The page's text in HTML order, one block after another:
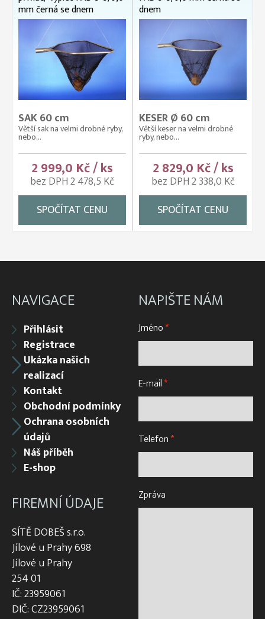
mm černá se dnem
SAK 60 cm
Větší sak na velmi drobné ryby,
nebo...
2 999,0 Kč / ks
bez DPH 2 478,5 Kč
SPOČÍTAT CENU
dnem
KESER Ø 60 cm
Větší keser na velmi drobné
ryby, nebo...
2 829,0 Kč / ks
bez DPH 2 338,0 Kč
SPOČÍTAT CENU
NAVIGACE
Přihlásit
Registrace
Ukázka našich
realizací
Kontakt
Obchodní podmínky
Ochrana osobních
údajů
Náš příběh
E-shop
FIREMNÍ ÚDAJE
SÍTĚ DOBEŠ s.r.o.
Jílové u Prahy 698
Jílové u Prahy
254 01
IČ: 23959061
DIČ: CZ23959061
NAPIŠTE NÁM
Jméno*
E-mail*
Telefon*
Zpráva